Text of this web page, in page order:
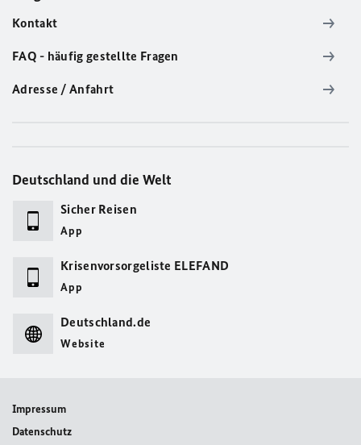
Kontakt
FAQ - häufig gestellte Fragen
Adresse / Anfahrt
Deutschland und die Welt
Sicher Reisen
App
Krisenvorsorgeliste ELEFAND
App
Deutschland.de
Website
Impressum
Datenschutz